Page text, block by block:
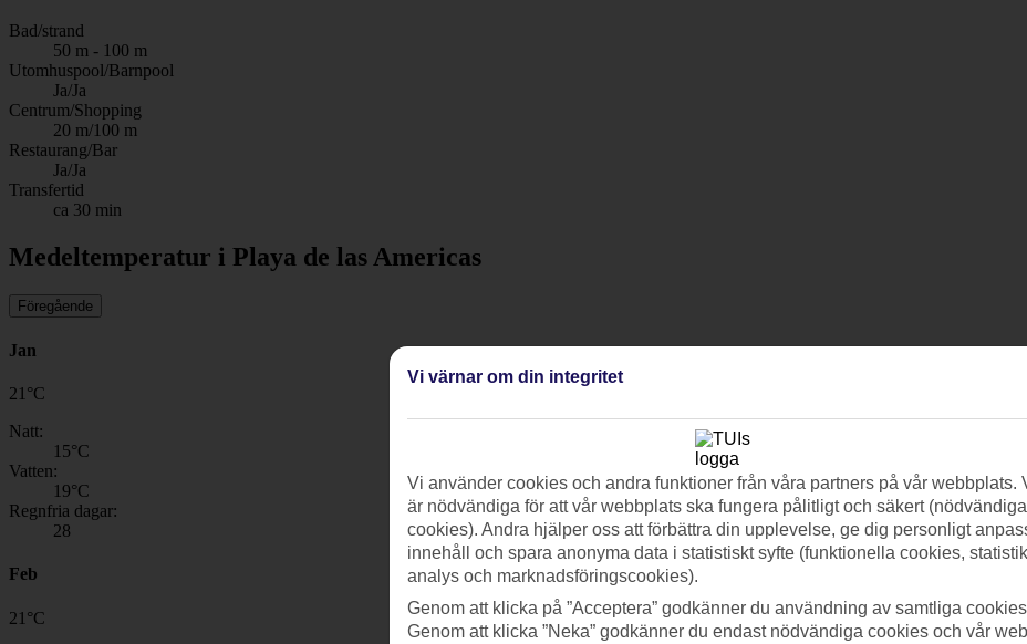
Bad/strand
50 m - 100 m
Utomhuspool/Barnpool
Ja/Ja
Centrum/Shopping
20 m/100 m
Restaurang/Bar
Ja/Ja
Transfertid
ca 30 min
Medeltemperatur i Playa de las Americas
Föregående
Jan
21 °C
Natt:
15°C
Vatten:
19°C
Regnfria dagar:
28
Feb
21 °C
Vi värnar om din integritet
Vi använder cookies och andra funktioner från våra partners på vår webbplats.
är nödvändiga för att vår webbplats ska fungera pålitligt och säkert (nödvändiga
cookies). Andra hjälper oss att förbättra din upplevelse, ge dig personligt
innehåll och spara anonyma data i statistiskt syfte (funktionella cookies,
analys och marknadsföringscookies).
Genom att klicka på ”Acceptera” godkänner du användning av samtliga
Genom att klicka ”Neka” godkänner du endast nödvändiga cookies och vår